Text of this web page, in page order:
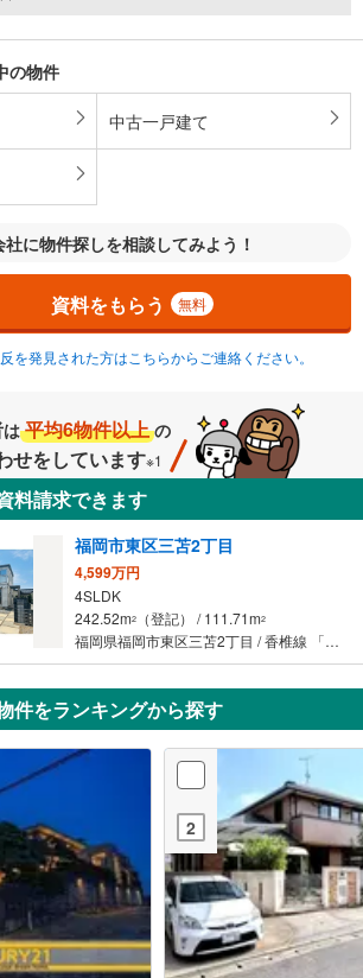
の物件
中古一戸建て
に物件探しを相談してみよう！
資料をもらう 無料
を発見された方はこちらからご連絡ください。
は 平均6物件以上 の
せをしています※1
料請求できます
福岡市東区三苫2丁目
4,599万円
4SLDK
242.52m2 （登記） / 111.71m2
福岡県福岡市東区三苫2丁目 / 香椎線 「奈多」駅 徒歩14分
件をランキングから探す
2